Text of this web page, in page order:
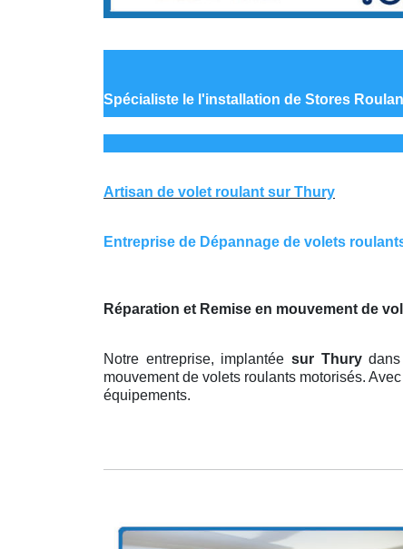
Spécialiste le l'installation de Stores
Artisan de volet roulant sur Thury
Entreprise de Dépannage de volets
Réparation et Remise en mouvement de
Notre entreprise, implantéesur Thury
mouvement de volets roulants motorisés.
équipements.